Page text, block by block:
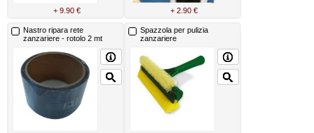
+ 9.90 € + 2.90 €
Nastro ripara rete
zanzariere - rotolo 2 mt
Spazzola per pulizia
zanzariere